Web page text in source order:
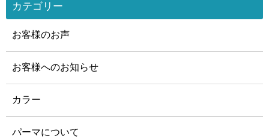
カテゴリー
お客様のお声
お客様へのお知らせ
カラー
パーマについて